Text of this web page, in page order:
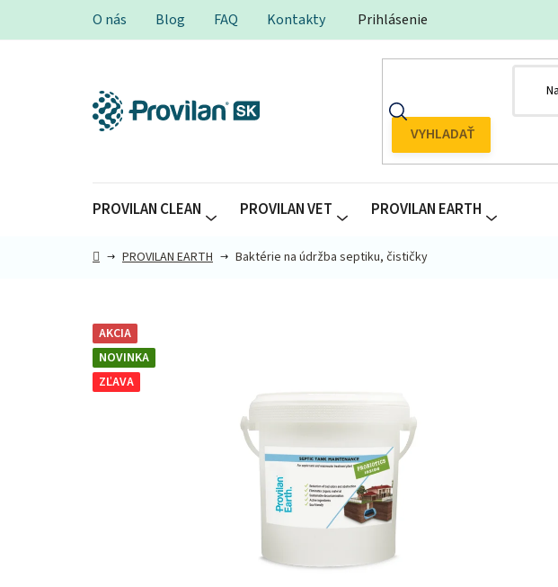
O nás Blog FAQ Kontakty Prihlásenie
PROVILAN CLEAN PROVILAN VET PROVILAN EARTH
DomovPROVILAN EARTH Baktérie na údržba septiku, čističky
AKCIA
NOVINKA
ZĽAVA